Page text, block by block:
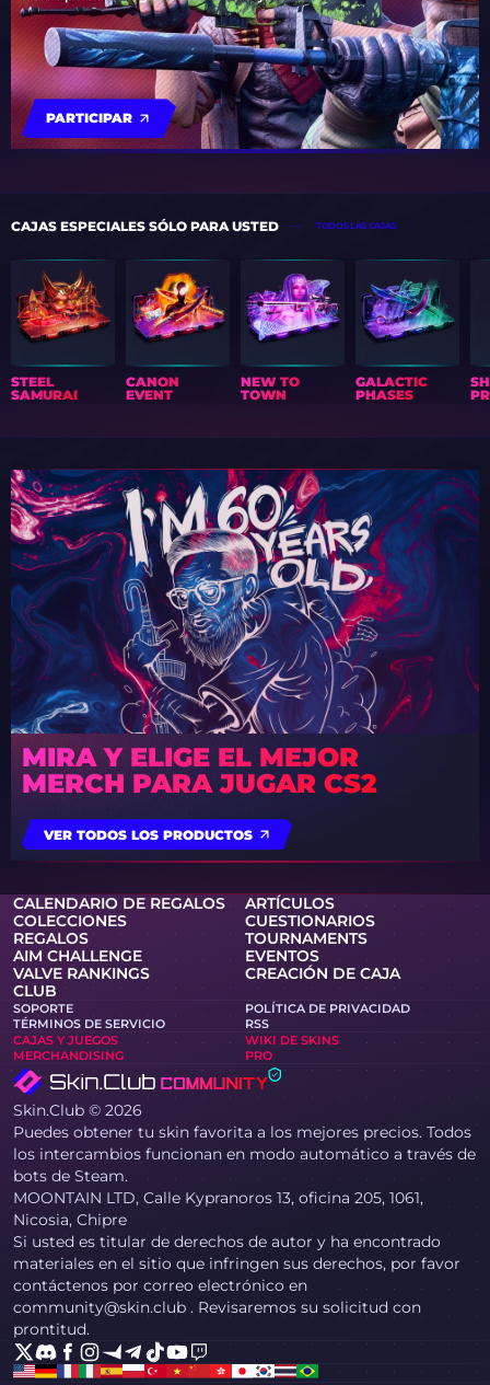
PARTICIPAR
CAJAS ESPECIALES SÓLO PARA USTED TODOS LAS CAJAS
STEEL
SAMURAI
CANON
EVENT
NEW TO
TOWN
GALACTIC
PHASES
MIRA Y ELIGE EL MEJOR
MERCH PARA JUGAR CS2
VER TODOS LOS PRODUCTOS
CALENDARIO DE REGALOS
ARTÍCULOS
COLECCIONES
CUESTIONARIOS
REGALOS
TOURNAMENTS
AIM CHALLENGE
EVENTOS
VALVE RANKINGS
CREACIÓN DE CAJA
CLUB
SOPORTE
POLÍTICA DE PRIVACIDAD
TÉRMINOS DE SERVICIO
RSS
CAJAS Y JUEGOS
WIKI DE SKINS
MERCHANDISING
PRO
Skin.Club © 2026
Puedes obtener tu skin favorita a los mejores precios. Todos
los intercambios funcionan en modo automático a través de
bots de Steam.
MOONTAIN LTD, Calle Kypranoros 13, oficina 205, 1061,
Nicosia, Chipre
Si usted es titular de derechos de autor y ha encontrado
materiales en el sitio que infringen sus derechos, por favor
contáctenos por correo electrónico en
community@skin.club . Revisaremos su solicitud con
prontitud.